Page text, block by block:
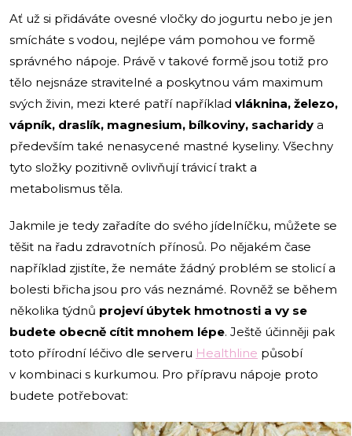
Ať už si přidáváte ovesné vločky do jogurtu nebo je jen
smícháte s vodou, nejlépe vám pomohou ve formě
správného nápoje. Právě v takové formě jsou totiž pro
tělo nejsnáze stravitelné a poskytnou vám maximum
svých živin, mezi které patří například vláknina, železo,
vápník, draslík, magnesium, bílkoviny, sacharidy a
především také nenasycené mastné kyseliny. Všechny
tyto složky pozitivně ovlivňují trávicí trakt a
metabolismus těla.
Jakmile je tedy zařadíte do svého jídelníčku, můžete se
těšit na řadu zdravotních přínosů. Po nějakém čase
například zjistíte, že nemáte žádný problém se stolicí a
bolesti břicha jsou pro vás neznámé. Rovněž se během
několika týdnů projeví úbytek hmotnosti a vy se
budete obecně cítit mnohem lépe. Ještě účinněji pak
toto přírodní léčivo dle serveru Healthline působí
v kombinaci s kurkumou. Pro přípravu nápoje proto
budete potřebovat: